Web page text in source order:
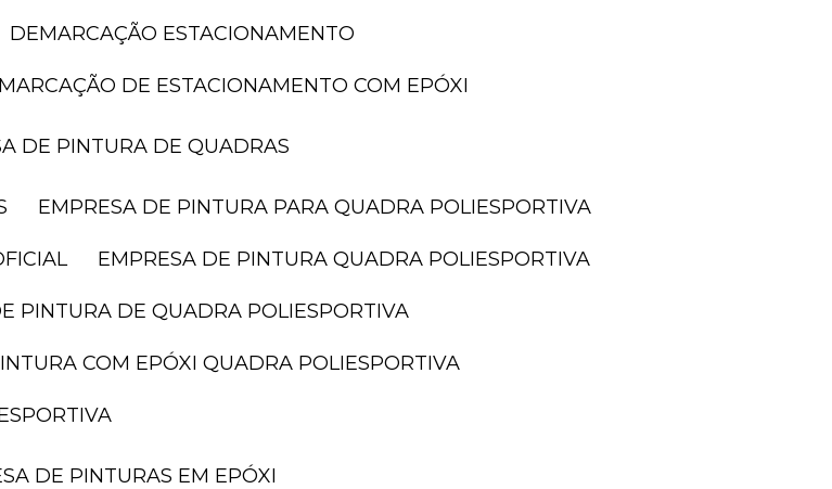
DEMARCAÇÃO ESTACIONAMENTO
DE ESTACIONAMENTO COM EPÓXI
DE PINTURA DE QUADRAS
EMPRESA DE PINTURA PARA QUADRA POLIESPORTIVA
EMPRESA DE PINTURA QUADRA POLIESPORTIVA
PINTURA DE QUADRA POLIESPORTIVA
COM EPÓXI QUADRA POLIESPORTIVA
DE PINTURAS EM EPÓXI